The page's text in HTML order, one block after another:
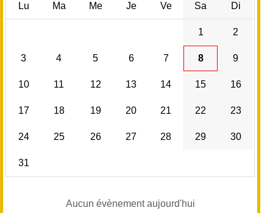
Lu Ma Me Je Ve Sa Di
1 2
3 4 5 6 7 8 9
10 11 12 13 14 15 16
17 18 19 20 21 22 23
24 25 26 27 28 29 30
31
Aucun évènement aujourd'hui